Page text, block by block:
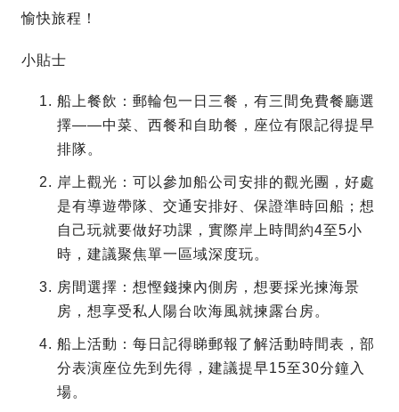
愉快旅程！
小貼士
船上餐飲：郵輪包一日三餐，有三間免費餐廳選
擇——中菜、西餐和自助餐，座位有限記得提早
排隊。
岸上觀光：可以參加船公司安排的觀光團，好處
是有導遊帶隊、交通安排好、保證準時回船；想
自己玩就要做好功課，實際岸上時間約4至5小
時，建議聚焦單一區域深度玩。
房間選擇：想慳錢揀內側房，想要採光揀海景
房，想享受私人陽台吹海風就揀露台房。
船上活動：每日記得睇郵報了解活動時間表，部
分表演座位先到先得，建議提早15至30分鐘入
場。